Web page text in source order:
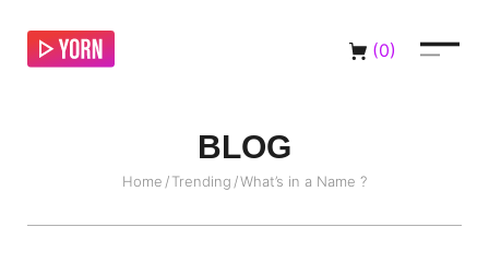
(0)
BLOG
Home /Trending /What’s in a Name ?